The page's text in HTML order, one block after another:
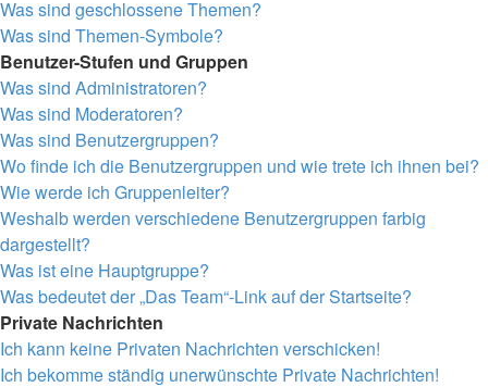
Was sind geschlossene Themen?
Was sind Themen-Symbole?
Benutzer-Stufen und Gruppen
Was sind Administratoren?
Was sind Moderatoren?
Was sind Benutzergruppen?
Wo finde ich die Benutzergruppen und wie trete ich ihnen bei?
Wie werde ich Gruppenleiter?
Weshalb werden verschiedene Benutzergruppen farbig
dargestellt?
Was ist eine Hauptgruppe?
Was bedeutet der „Das Team“-Link auf der Startseite?
Private Nachrichten
Ich kann keine Privaten Nachrichten verschicken!
Ich bekomme ständig unerwünschte Private Nachrichten!